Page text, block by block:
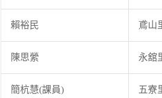
賴裕民 鳶山
陳思縈 永舘
簡杭慧(課員) 五寮